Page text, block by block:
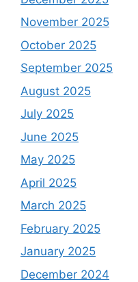
November 2025
October 2025
September 2025
August 2025
July 2025
June 2025
May 2025
April 2025
March 2025
February 2025
January 2025
December 2024